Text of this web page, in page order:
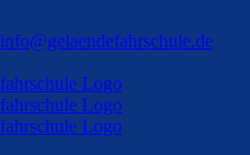
info@gelaendefahrschule.de